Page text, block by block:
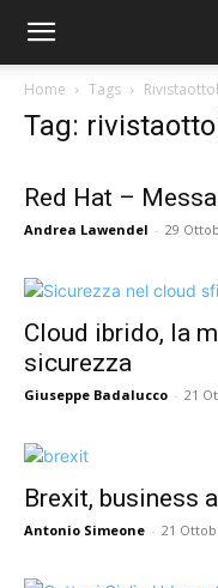
Home Tags
Tag:
Red Hat –
Andrea Lawendel - 29
Cloud ibrido, la
sicurezza
Giuseppe Badalucco - 21
Brexit, business
Antonio Simeone - 21